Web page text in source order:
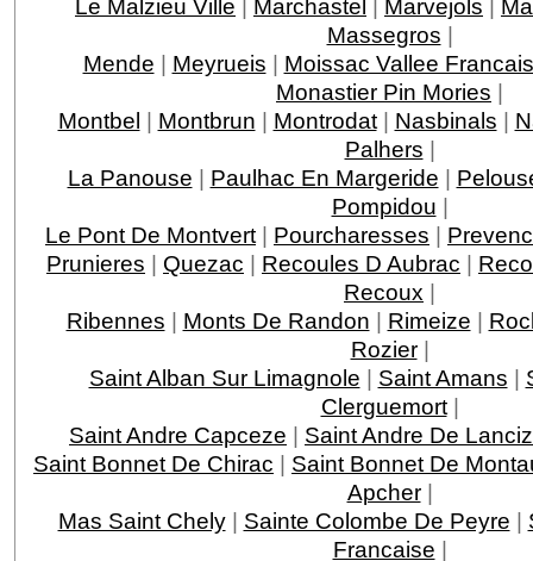
Le Malzieu Ville | Marchastel | Marvejols |
Massegros |
Mende | Meyrueis | Moissac Vallee
Monastier Pin Mories |
Montbel | Montbrun | Montrodat| Nasbinals |
Palhers |
La Panouse | Paulhac En Margeride |
Pompidou |
Le Pont De Montvert | Pourcharesses |
Prunieres | Quezac | Recoules D Aubrac |
Recoux |
Ribennes | Monts De Randon | Rimeize |
Rozier|
Saint Alban Sur Limagnole | Saint Amans |
Clerguemort|
Saint Andre Capceze | Saint Andre De
Saint Bonnet De Chirac | Saint Bonnet De
Apcher|
Mas Saint Chely| Sainte Colombe De Peyre |
Francaise |